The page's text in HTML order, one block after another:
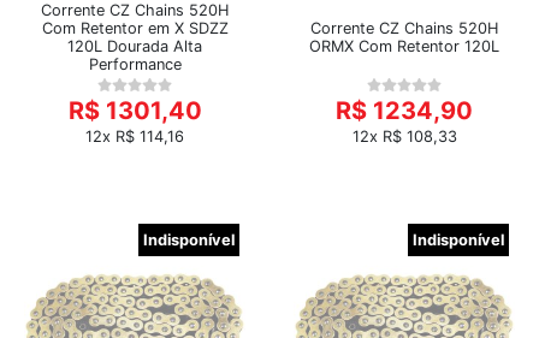
Corrente CZ Chains 520H
Com Retentor em X SDZZ
120L Dourada Alta
Performance
R$ 1301,40
12x R$ 114,16
Corrente CZ Chains 520H
ORMX Com Retentor 120L
R$ 1234,90
12x R$ 108,33
Indisponível Indisponível